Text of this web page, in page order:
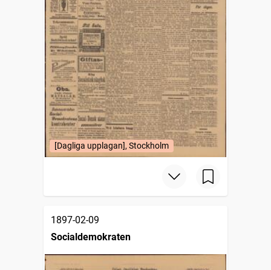
[Dagliga upplagan], Stockholm
1897-02-09
Socialdemokraten